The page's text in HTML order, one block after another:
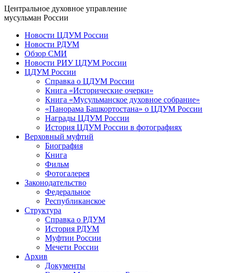
Центральное духовное управление
мусульман России
Новости ЦДУМ России
Новости РДУМ
Обзор СМИ
Новости РИУ ЦДУМ России
ЦДУМ России
Справка о ЦДУМ России
Книга «Исторические очерки»
Книга «Мусульманское духовное собрание»
«Панорама Башкортостана» о ЦДУМ России
Награды ЦДУМ России
История ЦДУМ России в фотографиях
Верховный муфтий
Биография
Книга
Фильм
Фотогалерея
Законодательство
Федеральное
Республиканское
Структура
Справка о РДУМ
История РДУМ
Муфтии России
Мечети России
Архив
Документы